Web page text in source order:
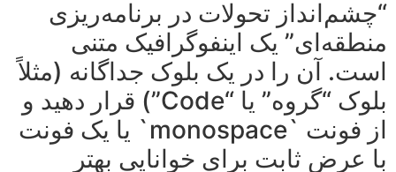
“چشم‌انداز تحولات در برنامه‌ریزی
منطقه‌ای” یک اینفوگرافیک متنی
است. آن را در یک بلوک جداگانه (مثلاً
بلوک “گروه” یا “Code”) قرار دهید و
از فونت `monospace` یا یک فونت
با عرض ثابت برای خوانایی بهتر